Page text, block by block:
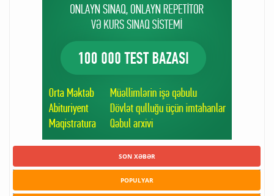
SON XƏBƏR
POPULYAR